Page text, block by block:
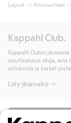
kotiinkuljetusta).
noutopisteeseen
kotiinkuljetuksella
Lue lisää
maksutavat, kuten
Lisätietoja Klarnan
Lue lisää
Lapset Alusvaatteet
Kappahl Club.
Kappahl Clubin
ainutlaatuisia etuja,
ostoksista ja keräät
Liity jäseneksi